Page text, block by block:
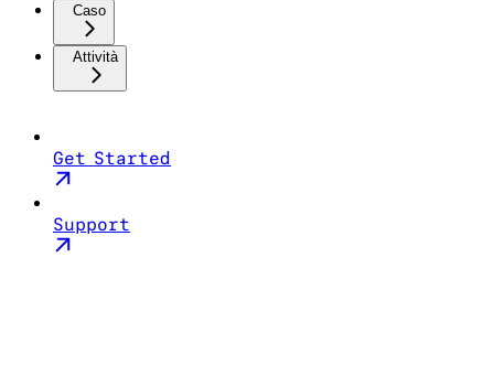
Caso
Attività
Get Started
Support